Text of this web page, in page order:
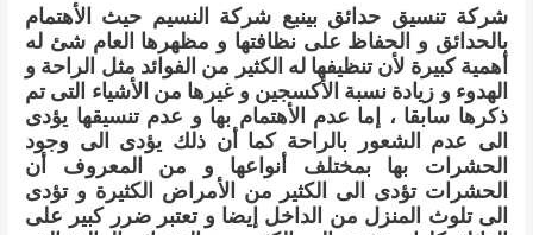
شركة تنسيق حدائق بينبع شركة النسيم حيث الأهتمام
بالحدائق و الحفاظ على نظافتها و مظهرها العام شئ له
أهمية كبيرة لأن تنظيفها له الكثير من الفوائد مثل الراحة و
الهدوء و زيادة نسبة الأكسجين و غيرها من الأشياء التى تم
ذكرها سابقا ، إما عدم الأهتمام بها و عدم تنسيقها يؤدى
الى عدم الشعور بالراحة كما أن ذلك يؤدى الى وجود
الحشرات بها بمختلف أنواعها و من المعروف أن
الحشرات تؤدى الى الكثير من الأمراض الكثيرة و تؤدى
الى تلوث المنزل من الداخل إيضا و تعتبر ضرر كبير على